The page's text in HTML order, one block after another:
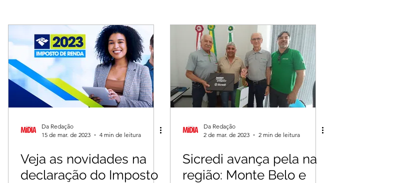
Da Redação
15 de mar. de 2023
4 min de leitura
Veja as novidades na
declaração do Imposto
Da Redação
2 de mar. de 2023
2 min de leitura
Sicredi avança pela na
região: Monte Belo e